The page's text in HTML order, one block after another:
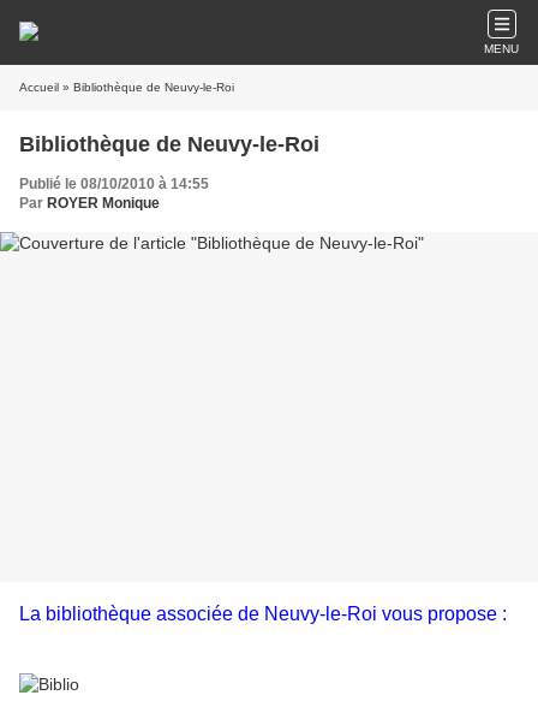
MENU
Accueil » Bibliothèque de Neuvy-le-Roi
Bibliothèque de Neuvy-le-Roi
Publié le 08/10/2010 à 14:55
Par ROYER Monique
La bibliothèque associée de Neuvy-le-Roi vous propose :